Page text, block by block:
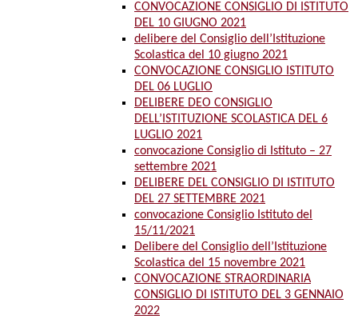
CONVOCAZIONE CONSIGLIO DI ISTITUTO
DEL 10 GIUGNO 2021
delibere del Consiglio dell’Istituzione
Scolastica del 10 giugno 2021
CONVOCAZIONE CONSIGLIO ISTITUTO
DEL 06 LUGLIO
DELIBERE DEO CONSIGLIO
DELL’ISTITUZIONE SCOLASTICA DEL 6
LUGLIO 2021
convocazione Consiglio di Istituto – 27
settembre 2021
DELIBERE DEL CONSIGLIO DI ISTITUTO
DEL 27 SETTEMBRE 2021
convocazione Consiglio Istituto del
15/11/2021
Delibere del Consiglio dell’Istituzione
Scolastica del 15 novembre 2021
CONVOCAZIONE STRAORDINARIA
CONSIGLIO DI ISTITUTO DEL 3 GENNAIO
2022